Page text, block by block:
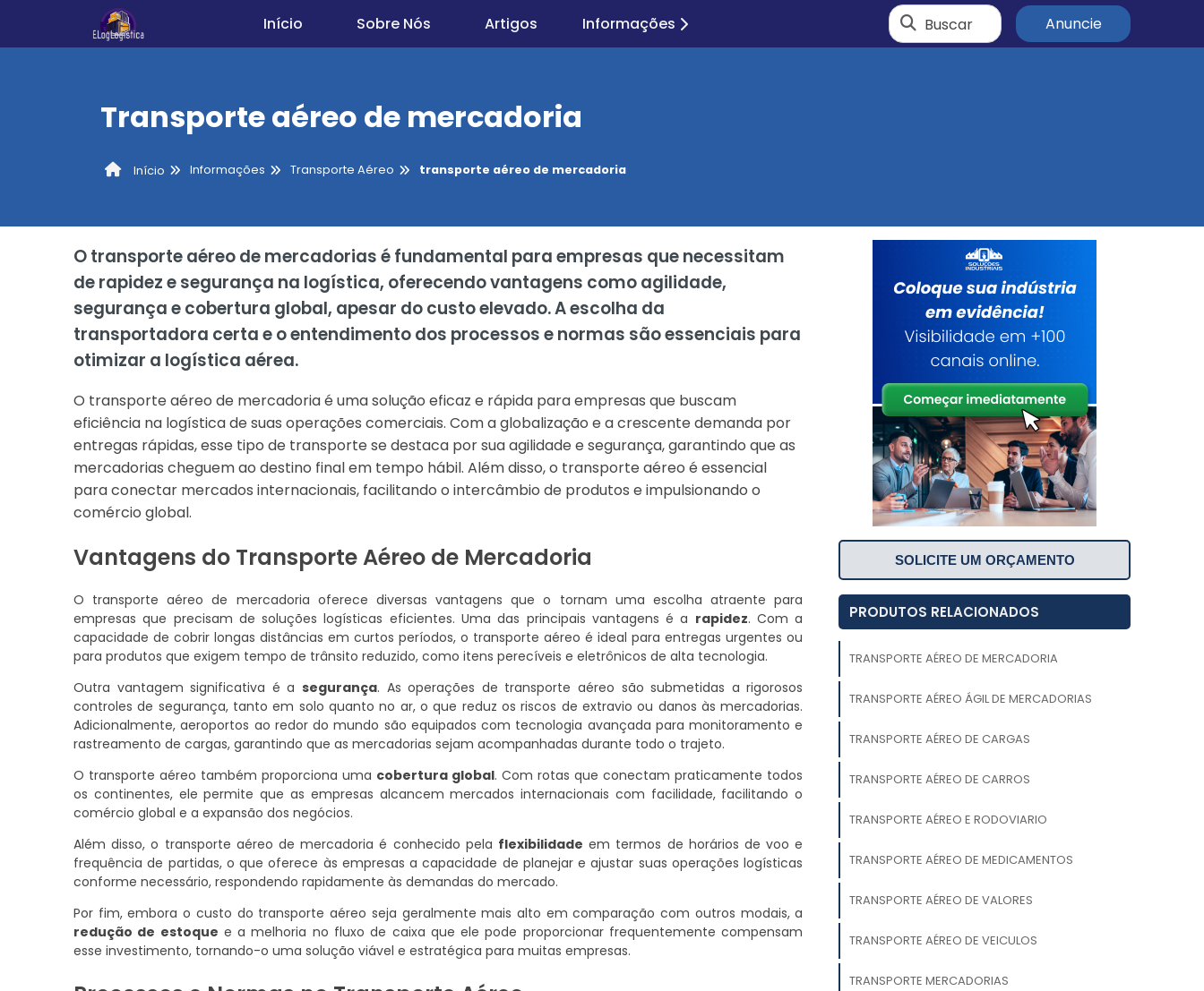
Início Sobre Nós Artigos Informações Buscar Anuncie
Transporte aéreo de mercadoria
Início Informações Transporte Aéreo transporte aéreo de mercadoria
O transporte aéreo de mercadorias é fundamental para empresas que necessitam
de rapidez e segurança na logística, oferecendo vantagens como agilidade,
segurança e cobertura global, apesar do custo elevado. A escolha da
transportadora certa e o entendimento dos processos e normas são essenciais para
otimizar a logística aérea.
O transporte aéreo de mercadoria é uma solução eficaz e rápida para empresas que buscam
eficiência na logística de suas operações comerciais. Com a globalização e a crescente demanda por
entregas rápidas, esse tipo de transporte se destaca por sua agilidade e segurança, garantindo que as
mercadorias cheguem ao destino final em tempo hábil. Além disso, o transporte aéreo é essencial
para conectar mercados internacionais, facilitando o intercâmbio de produtos e impulsionando o
comércio global.
Vantagens do Transporte Aéreo de Mercadoria
O transporte aéreo de mercadoria oferece diversas vantagens que o tornam uma escolha atraente para
empresas que precisam de soluções logísticas eficientes. Uma das principais vantagens é a rapidez. Com a
capacidade de cobrir longas distâncias em curtos períodos, o transporte aéreo é ideal para entregas urgentes ou
para produtos que exigem tempo de trânsito reduzido, como itens perecíveis e eletrônicos de alta tecnologia.
Outra vantagem significativa é a segurança. As operações de transporte aéreo são submetidas a rigorosos
controles de segurança, tanto em solo quanto no ar, o que reduz os riscos de extravio ou danos às mercadorias.
Adicionalmente, aeroportos ao redor do mundo são equipados com tecnologia avançada para monitoramento e
rastreamento de cargas, garantindo que as mercadorias sejam acompanhadas durante todo o trajeto.
O transporte aéreo também proporciona uma cobertura global. Com rotas que conectam praticamente todos
os continentes, ele permite que as empresas alcancem mercados internacionais com facilidade, facilitando o
comércio global e a expansão dos negócios.
Além disso, o transporte aéreo de mercadoria é conhecido pela flexibilidade em termos de horários de voo e
frequência de partidas, o que oferece às empresas a capacidade de planejar e ajustar suas operações logísticas
conforme necessário, respondendo rapidamente às demandas do mercado.
Por fim, embora o custo do transporte aéreo seja geralmente mais alto em comparação com outros modais, a
redução de estoque e a melhoria no fluxo de caixa que ele pode proporcionar frequentemente compensam
esse investimento, tornando-o uma solução viável e estratégica para muitas empresas.
SOLICITE UM ORÇAMENTO
PRODUTOS RELACIONADOS
TRANSPORTE AÉREO DE MERCADORIA
TRANSPORTE AÉREO ÁGIL DE MERCADORIAS
TRANSPORTE AÉREO DE CARGAS
TRANSPORTE AÉREO DE CARROS
TRANSPORTE AÉREO E RODOVIARIO
TRANSPORTE AÉREO DE MEDICAMENTOS
TRANSPORTE AÉREO DE VALORES
TRANSPORTE AÉREO DE VEICULOS
TRANSPORTE MERCADORIAS